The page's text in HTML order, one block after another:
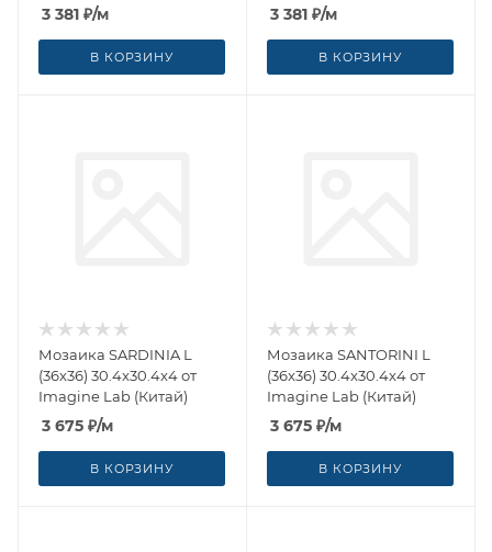
3 381 ₽/м
В КОРЗИНУ
3 381 ₽/м
В КОРЗИНУ
Мозаика SARDINIA L
(36x36) 30.4x30.4x4 от
Imagine Lab (Китай)
3 675 ₽/м
В КОРЗИНУ
Мозаика SANTORINI L
(36x36) 30.4x30.4x4 от
Imagine Lab (Китай)
3 675 ₽/м
В КОРЗИНУ